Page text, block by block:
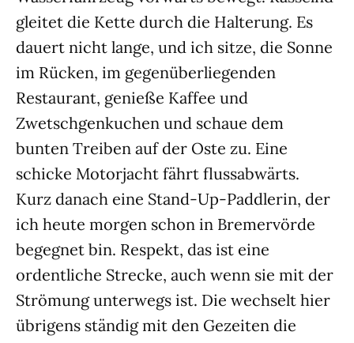
gleitet die Kette durch die Halterung. Es
dauert nicht lange, und ich sitze, die Sonne
im Rücken, im gegenüberliegenden
Restaurant, genieße Kaffee und
Zwetschgenkuchen und schaue dem
bunten Treiben auf der Oste zu. Eine
schicke Motorjacht fährt flussabwärts.
Kurz danach eine Stand-Up-Paddlerin, der
ich heute morgen schon in Bremervörde
begegnet bin. Respekt, das ist eine
ordentliche Strecke, auch wenn sie mit der
Strömung unterwegs ist. Die wechselt hier
übrigens ständig mit den Gezeiten die